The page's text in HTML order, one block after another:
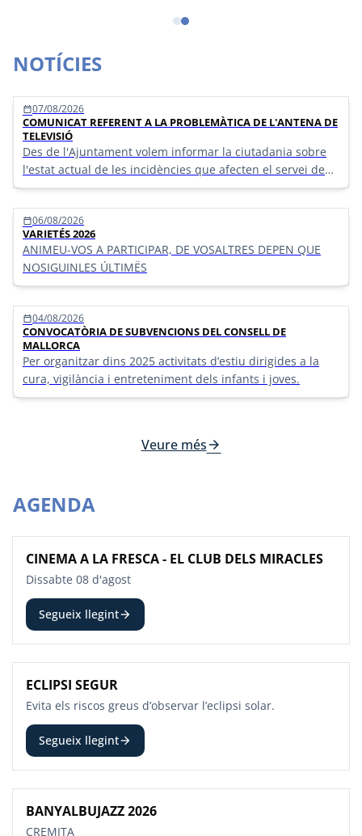
NOTÍCIES
calendar_today07/08/2026
COMUNICAT REFERENT A LA PROBLEMÀTICA DE L'ANTENA DE
TELEVISIÓ
Des de l'Ajuntament volem informar la ciutadania sobre
l'estat actual de les incidències que afecten el servei de
senyal de televisió.
calendar_today06/08/2026
VARIETÉS 2026
ANIMEU-VOS A PARTICIPAR, DE VOSALTRES DEPEN QUE
NOSIGUINLES ÚLTIMËS
calendar_today04/08/2026
CONVOCATÒRIA DE SUBVENCIONS DEL CONSELL DE
MALLORCA
Per organitzar dins 2025 activitats d’estiu dirigides a la
cura, vigilància i entreteniment dels infants i joves.
Veure mésarrow_forward
AGENDA
8
AGO
CINEMA A LA FRESCA - EL CLUB DELS MIRACLES
Dissabte 08 d'agost
Segueix llegintarrow_forward
12
AGO
ECLIPSI SEGUR
Evita els riscos greus d’observar l’eclipsi solar.
Segueix llegintarrow_forward
13
AGO
BANYALBUJAZZ 2026
CREMITA